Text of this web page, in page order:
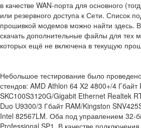
в качестве WAN-порта для основного
или резервного доступа к Сети. Список
прошивкой модемов можно найти здесь.
скачать дополнительные файлы для тех
которых ещё не включена в текущую
Небольшое тестирование было
стендов: AMD Athlon 64 X2 4800+/4 Гбайт
SKC100S3120G/Gigabit Ethernet Realtek
Duo U9300/3 Гбайт RAM/Kingston
Intel 82567LM. Оба под управлением 32-
Professional SP1. В качестве